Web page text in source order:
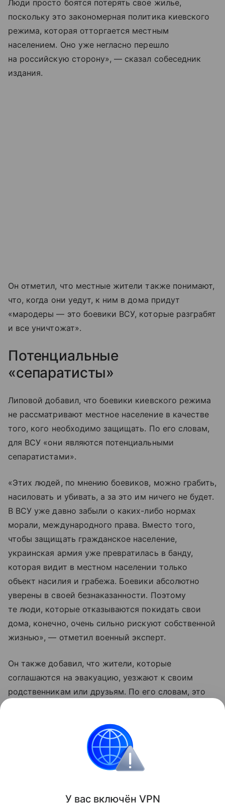
Люди просто боятся потерять свое жилье,
поскольку это закономерная политика киевского
режима, которая отторгается местным
населением. Оно уже негласно перешло
на российскую сторону», — сказал собеседник
издания.
Он отметил, что местные жители также понимают,
что, когда они уедут, к ним в дома придут
«мародеры — это боевики ВСУ, которые разграбят
и все уничтожат».
Потенциальные
«сепаратисты»
Липовой добавил, что боевики киевского режима
не рассматривают местное население в качестве
того, кого необходимо защищать. По его словам,
для ВСУ «они являются потенциальными
сепаратистами».
«Этих людей, по мнению боевиков, можно грабить,
насиловать и убивать, а за это им ничего не будет.
В ВСУ уже давно забыли о каких-либо нормах
морали, международного права. Вместо того,
чтобы защищать гражданское население,
украинская армия уже превратилась в банду,
которая видит в местном населении только
объект насилия и грабежа. Боевики абсолютно
уверены в своей безнаказанности. Поэтому
те люди, которые отказываются покидать свои
дома, конечно, очень сильно рискуют собственной
жизнью», — отметил военный эксперт.
Он также добавил, что жители, которые
соглашаются на эвакуацию, уезжают к своим
родственникам или друзьям. По его словам, это
и якобы победит Москву».
Россия Эксклюзив
Поделиться
У вас включён VPN